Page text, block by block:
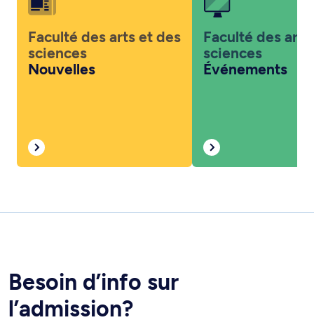
Faculté des arts et des
sciences
Nouvelles
Faculté des
sciences
Événements
Besoin d’info sur
l’admission?